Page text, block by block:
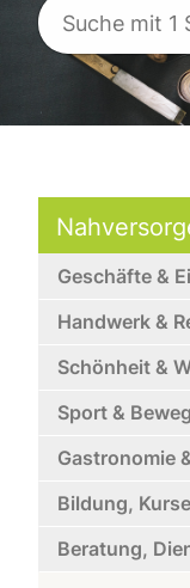
Geschäfte &
Handwerk &
Schönheit &
Sport &
Gastronomie
Bildung,
Beratung,